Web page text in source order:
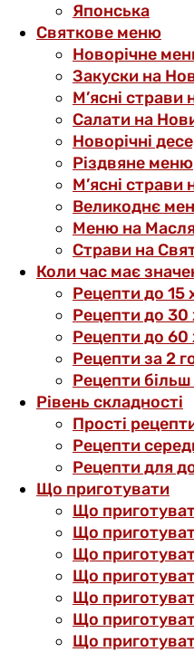
Японська
Святкове меню
Новорічне
Закуски на
М’ясні страви
Салати на
Новорічні
Різдвяне меню
М’ясні страви
Великоднє
Меню на
Страви на
Коли час має
Рецепти до 15
Рецепти до 30
Рецепти до 60
Рецепти за 2
Рецепти
Рівень складності
Прості
Рецепти
Рецепти для
Що приготувати
Що
Що
Що
Що
Що
Що
Що